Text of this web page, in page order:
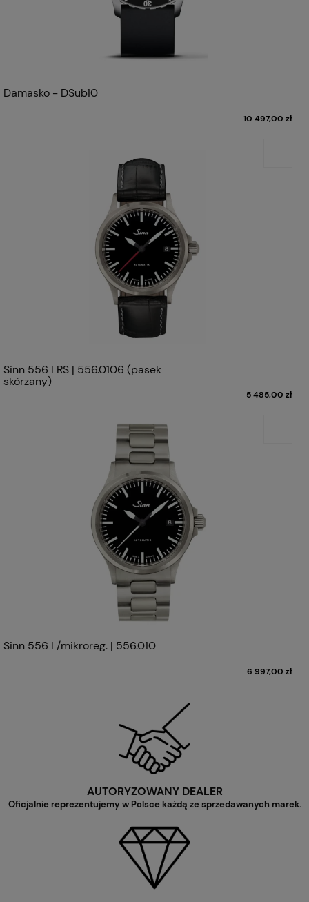
Damasko - DSub10
10 497,00 zł
Sinn 556 I RS | 556.0106 (pasek
skórzany)
5 485,00 zł
Sinn 556 I /mikroreg. | 556.010
6 997,00 zł
AUTORYZOWANY DEALER
Oficjalnie reprezentujemy w Polsce każdą ze sprzedawanych marek.